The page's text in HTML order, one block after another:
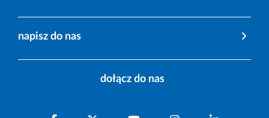
napisz do nas
dołącz do nas